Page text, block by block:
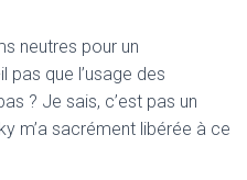
neutres pour un
pas que l’usage des
? Je sais, c’est pas un
m’a sacrément libérée à ce